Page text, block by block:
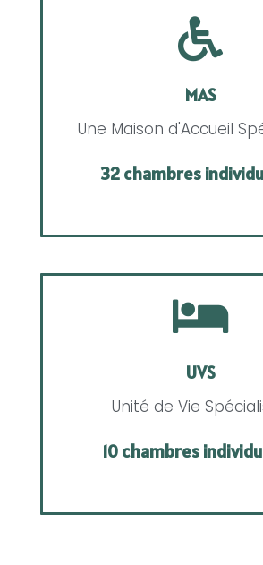
MAS
Une Maison d'Accueil
32 chambres
UVS
Unité de Vie
10 chambres